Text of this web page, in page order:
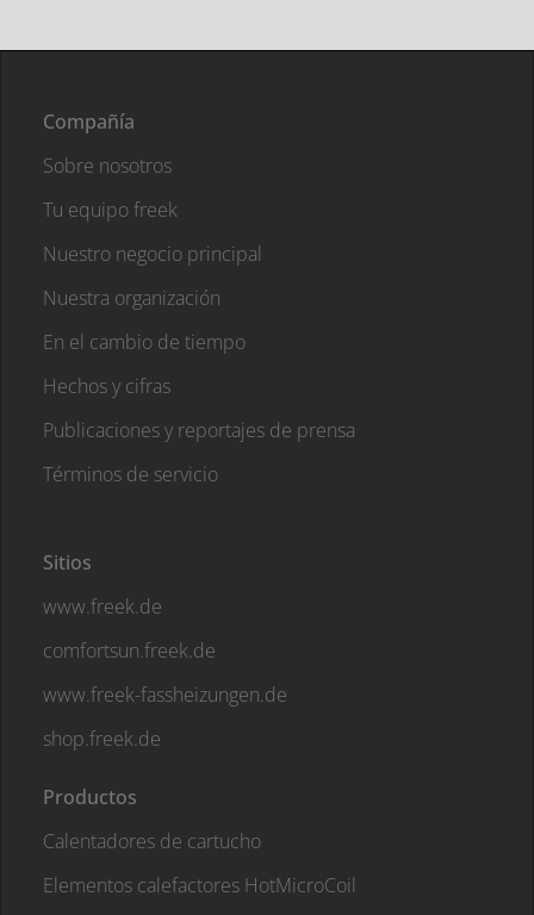
Compañía
Sobre nosotros
Tu equipo freek
Nuestro negocio principal
Nuestra organización
En el cambio de tiempo
Hechos y cifras
Publicaciones y reportajes de prensa
Términos de servicio
Sitios
www.freek.de
comfortsun.freek.de
www.freek-fassheizungen.de
shop.freek.de
Productos
Calentadores de cartucho
Elementos calefactores HotMicroCoil